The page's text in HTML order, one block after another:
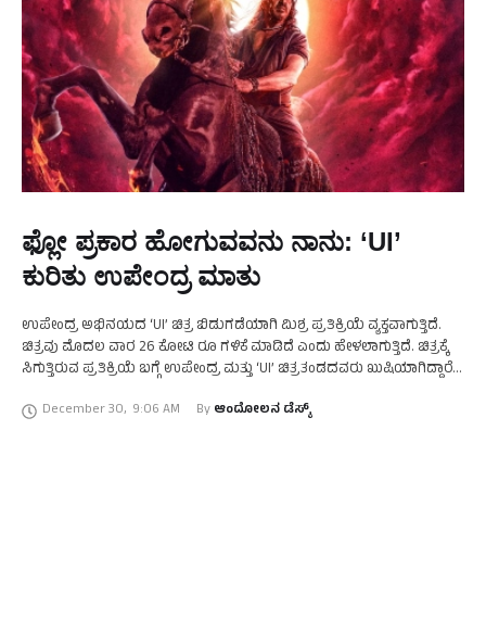
ಫ್ಲೋ ಪ್ರಕಾರ ಹೋಗುವವನು ನಾನು: ‘UI’
ಕುರಿತು ಉಪೇಂದ್ರ ಮಾತು
ಉಪೇಂದ್ರ ಅಭಿನಯದ ‘UI’ ಚಿತ್ರ ಬಿಡುಗಡೆಯಾಗಿ ಮಿಶ್ರ ಪ್ರತಿಕ್ರಿಯೆ ವ್ಯಕ್ತವಾಗುತ್ತಿದೆ.
ಚಿತ್ರವು ಮೊದಲ ವಾರ 26 ಕೋಟಿ ರೂ ಗಳಿಕೆ ಮಾಡಿದೆ ಎಂದು ಹೇಳಲಾಗುತ್ತಿದೆ. ಚಿತ್ರಕ್ಕೆ
ಸಿಗುತ್ತಿರುವ ಪ್ರತಿಕ್ರಿಯೆ ಬಗ್ಗೆ ಉಪೇಂದ್ರ ಮತ್ತು ‘UI’ ಚಿತ್ರತಂಡದವರು ಖುಷಿಯಾಗಿದ್ದಾರೆ.
December 30, 9:06 AM By ಆಂದೋಲನ ಡೆಸ್ಕ್